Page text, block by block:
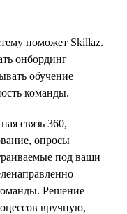
поможет Skillaz.
онбординг
обучение
команды.
связь 360,
опросы
под ваши
Решение
вручную,